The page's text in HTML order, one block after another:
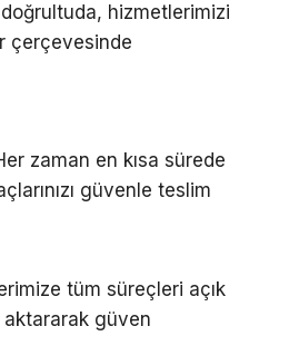
hizmetlerimizi
çerçevesinde
zaman en kısa sürede
güvenle teslim
tüm süreçleri açık
aktararak güven